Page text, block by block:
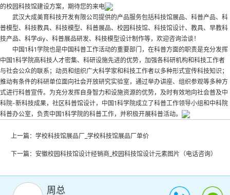
的校园科技馆建设方案，期待您的来电
武汉大成美育科技开发有限公司提供的产品服务包括科技馆展品、科普产品、科
普模型、科技教具、科技模型、科普展品、校园科技馆、科技馆设计、教具、早教科
技产品、科学diy、科普展品研发、科技模型设计制作等，欢迎咨询洽谈！
中国1科1学院也是中国科普工作活动的重要部门，在科普方面的职责是充分发挥
中国1科学院高科技人才密集、科研设施先进的优势，加强各科研机构和科技工作者
与社会公众的联系；动员和组织广大科学家和科技工作者以多种形式宣传科技知识；
推动有条件的科研单位面向社会开放研究实验室，通过举办讲座、组织参观等多种方
式进行科普宣传。为充分发挥自身智力和设施资源的优势，及时有效地向社会普及中
科院-新科技成果，社区科普馆设计，中国1科学院成立了科普工作领导小组和中科院
科普办公室，负责中国1科学院的科普工作，并积极开展科普活动。
上一篇： 学校科技馆展品厂_学校科技馆展品厂单价
下一篇： 安徽校园科技馆设计经销商_校园科技馆设计元素图片（电话咨询）
周总